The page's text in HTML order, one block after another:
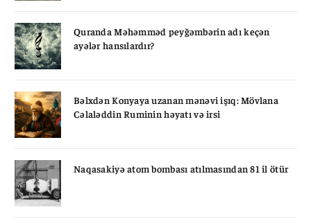
Quranda Məhəmməd peyğəmbərin adı keçən
ayələr hansılardır?
Bəlxdən Konyaya uzanan mənəvi işıq: Mövlana
Cəlaləddin Ruminin həyatı və irsi
Naqasakiyə atom bombası atılmasından 81 il ötür